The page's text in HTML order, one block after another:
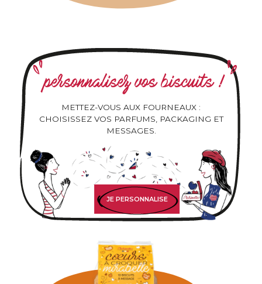
personnalisez vos biscuits !
METTEZ-VOUS AUX FOURNEAUX :
CHOISISSEZ VOS PARFUMS, PACKAGING ET
MESSAGES.
JE PERSONNALISE